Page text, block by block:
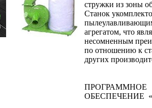
стружки из зоны
Станок
агрегатом, что
несомненным
по отношению к
других
ПРОГРАММНОЕ
ОБЕСПЕЧЕНИЕ